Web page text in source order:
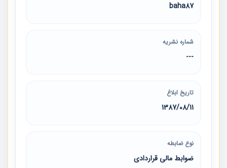
baha87
شماره نشریه
---
تاریخ ابلاغ
1387/08/11
نوع ضابطه
ضوابط مالی قراردادی